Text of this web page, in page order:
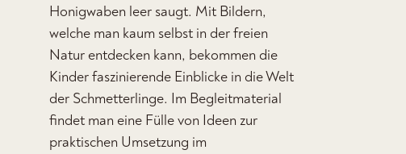
Honigwaben leer saugt. Mit Bildern,
welche man kaum selbst in der freien
Natur entdecken kann, bekommen die
Kinder faszinierende Einblicke in die Welt
der Schmetterlinge. Im Begleitmaterial
findet man eine Fülle von Ideen zur
praktischen Umsetzung im